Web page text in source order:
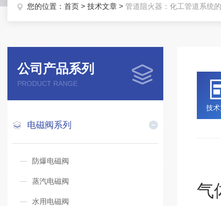
您的位置： 首页 > 技术文章 > 管道阻火器：化工管道系统
公司产品系列
PRODUCT RANGE
电磁阀系列
防爆电磁阀
蒸汽电磁阀
水用电磁阀
技
气